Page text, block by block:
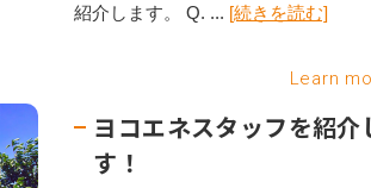
紹介します。 Q. ... [続きを読む]
Learn
ヨコエネスタッフを紹介
す！